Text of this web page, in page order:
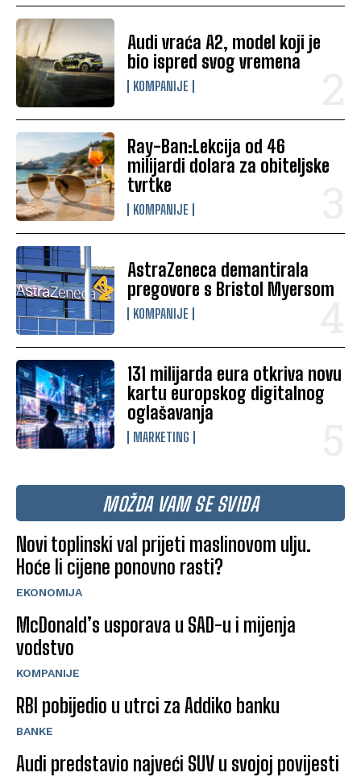
Audi vraća A2, model koji je
bio ispred svog vremena
KOMPANIJE
Ray-Ban:Lekcija od 46
milijardi dolara za obiteljske
tvrtke
KOMPANIJE
AstraZeneca demantirala
pregovore s Bristol Myersom
KOMPANIJE
131 milijarda eura otkriva novu
kartu europskog digitalnog
oglašavanja
MARKETING
MOŽDA VAM SE SVIĐA
Novi toplinski val prijeti maslinovom ulju.
Hoće li cijene ponovno rasti?
EKONOMIJA
McDonald’s usporava u SAD-u i mijenja
vodstvo
KOMPANIJE
RBI pobijedio u utrci za Addiko banku
BANKE
Audi predstavio najveći SUV u svojoj povijesti